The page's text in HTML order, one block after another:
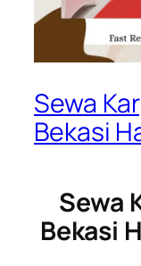
Sewa
Bekasi
Sewa
Bekasi